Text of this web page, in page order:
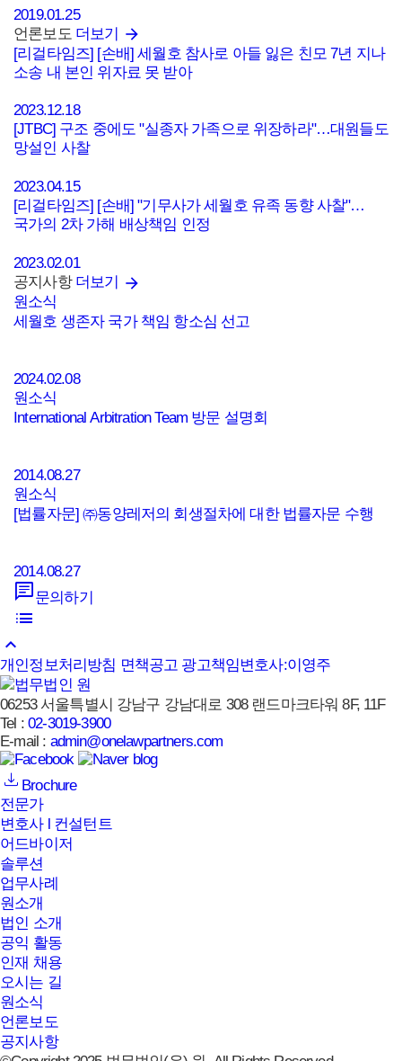
2019.01.25
언론보도 더보기
[리걸타임즈] [손배] 세월호 참사로 아들 잃은 친모 7년 지나
소송 내 본인 위자료 못 받아
2023.12.18
[JTBC] 구조 중에도 "실종자 가족으로 위장하라"…대원들도
망설인 사찰
2023.04.15
[리걸타임즈] [손배] "기무사가 세월호 유족 동향 사찰"…
국가의 2차 가해 배상책임 인정
2023.02.01
공지사항 더보기
원소식
세월호 생존자 국가 책임 항소심 선고
2024.02.08
원소식
International Arbitration Team 방문 설명회
2014.08.27
원소식
[법률자문] ㈜동양레저의 회생절차에 대한 법률자문 수행
2014.08.27
문의하기
keyboard_arrow_up
개인정보처리방침 면책공고 광고책임변호사:이영주
06253 서울특별시 강남구 강남대로 308 랜드마크타워 8F, 11F
Tel :02-3019-3900
E-mail : admin@onelawpartners.com
Brochure
전문가
변호사 l 컨설턴트
어드바이저
솔루션
업무사례
원소개
법인 소개
공익 활동
인재 채용
오시는 길
원소식
언론보도
공지사항